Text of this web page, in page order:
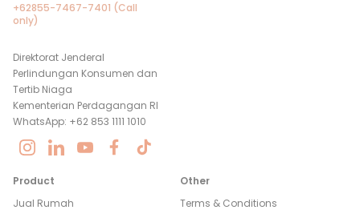
+62855-7467-7401 (Call
only)
Direktorat Jenderal
Perlindungan Konsumen dan
Tertib Niaga
Kementerian Perdagangan RI
WhatsApp: +62 853 1111 1010
Product
Jual Rumah
Other
Terms & Conditions